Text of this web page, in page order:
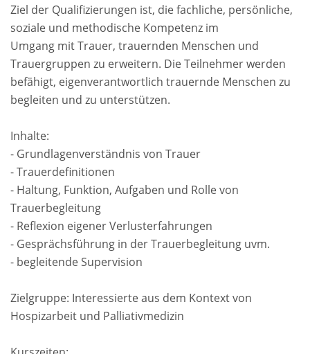
Ziel der Qualifizierungen ist, die fachliche, persönliche,
soziale und methodische Kompetenz im
Umgang mit Trauer, trauernden Menschen und
Trauergruppen zu erweitern. Die Teilnehmer werden
befähigt, eigenverantwortlich trauernde Menschen zu
begleiten und zu unterstützen.
Inhalte:
- Grundlagenverständnis von Trauer
- Trauerdefinitionen
- Haltung, Funktion, Aufgaben und Rolle von
Trauerbegleitung
- Reflexion eigener Verlusterfahrungen
- Gesprächsführung in der Trauerbegleitung uvm.
- begleitende Supervision
Zielgruppe: Interessierte aus dem Kontext von
Hospizarbeit und Palliativmedizin